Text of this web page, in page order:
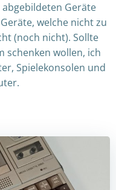
Geräte
welche nicht zu
(noch nicht). Sollte
schenken wollen, ich
Spielekonsolen und